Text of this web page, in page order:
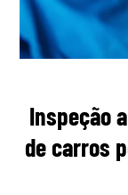
Inspeção
de carros